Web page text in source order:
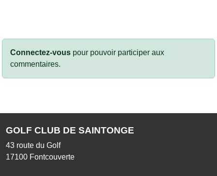
Connectez-vous pour pouvoir participer aux
commentaires.
GOLF CLUB DE SAINTONGE
43 route du Golf
17100 Fontcouverte